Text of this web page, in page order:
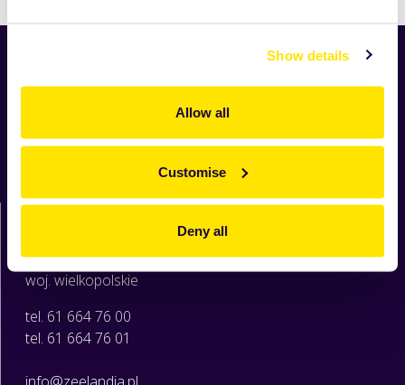
Show details
Allow all
Customise
Deny all
Receptury
Moja Zeelandia
62-080 Tarnowo Podgórne
woj. wielkopolskie
tel. 61 664 76 00
tel. 61 664 76 01